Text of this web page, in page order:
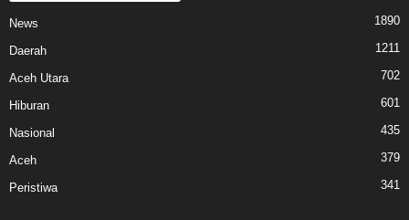
News 1890
Daerah 1211
Aceh Utara 702
Hiburan 601
Nasional 435
Aceh 379
Peristiwa 341